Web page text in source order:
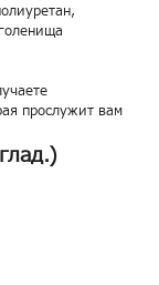
прослужит вам